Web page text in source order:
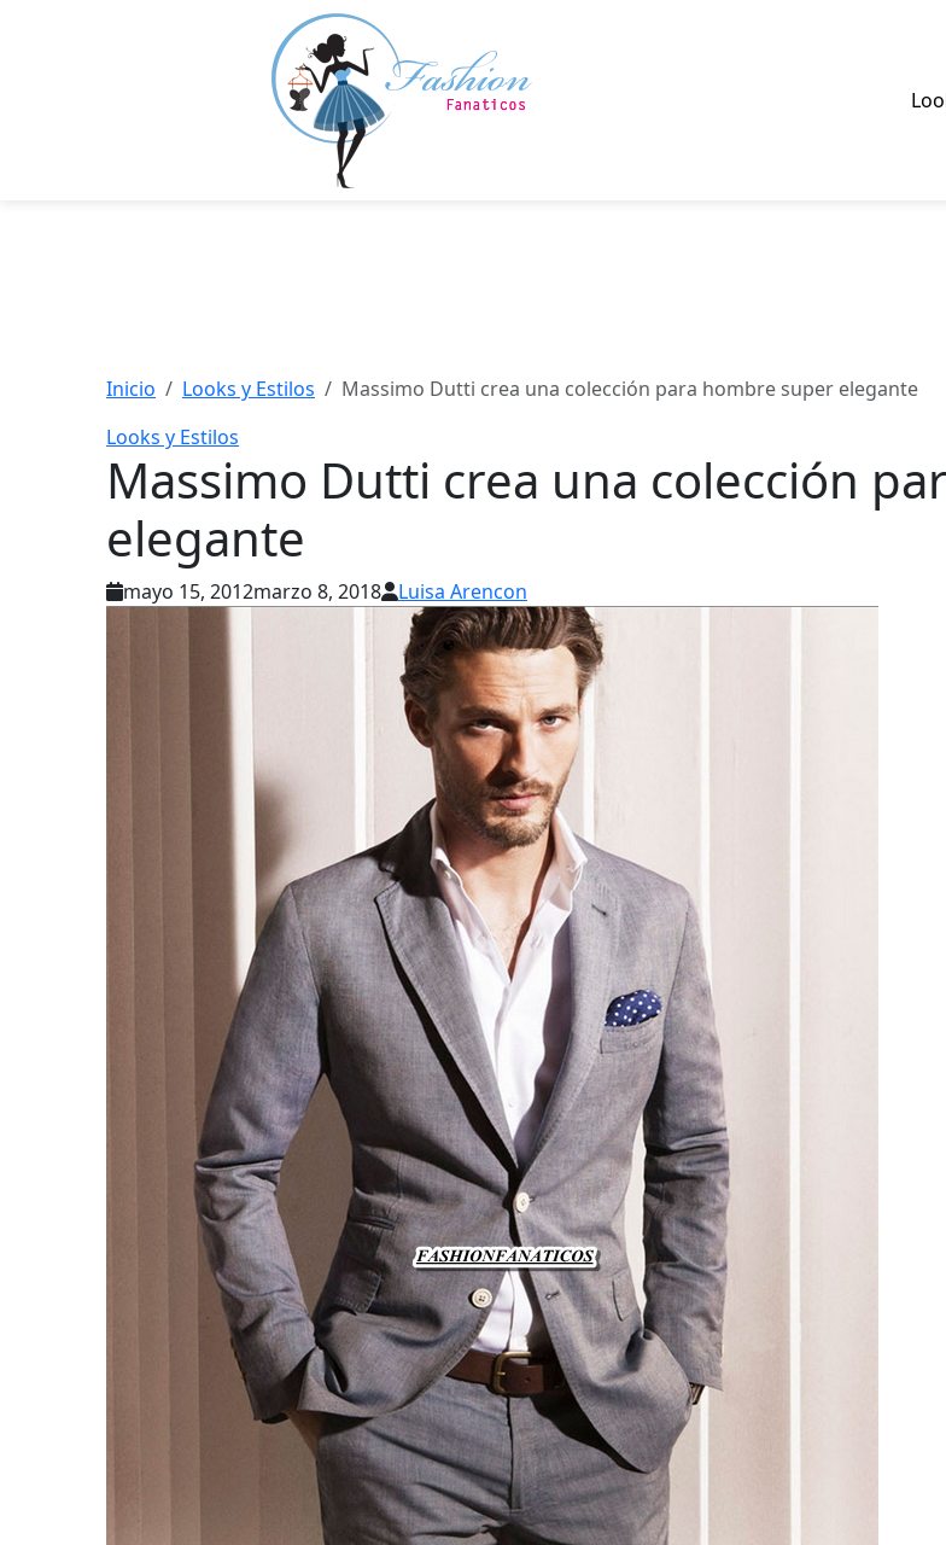
Inicio Looks y Estilos
Massimo Dutti crea una colección para hombre super elegante
Looks y Estilos
Massimo Dutti crea una colección
elegante
mayo 15, 2012marzo 8, 2018 Luisa Arencon